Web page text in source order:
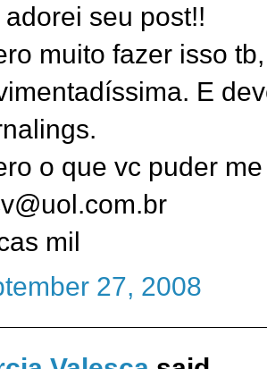
adorei seu post!!
muito fazer isso
E
o que vc puder
mil
27, 2008